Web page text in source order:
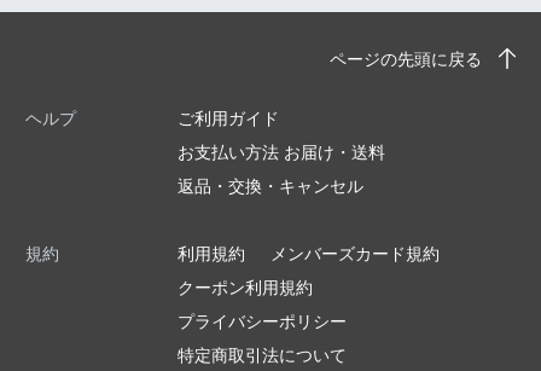
ページの先頭に戻る
ヘルプ
ご利用ガイド
お支払い方法 お届け・送料
返品・交換・キャンセル
規約 利用規約
メンバーズカード規約
クーポン利用規約
プライバシーポリシー
特定商取引法について